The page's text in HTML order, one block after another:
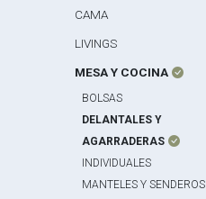
CAMA
LIVINGS
MESA Y COCINA
BOLSAS
DELANTALES Y
AGARRADERAS
INDIVIDUALES
MANTELES Y SENDEROS